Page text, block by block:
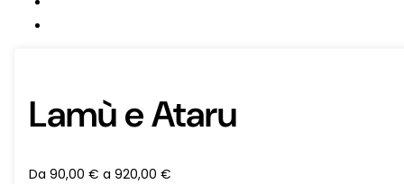
Lamù e Ataru
Da 90,00 € a 920,00 €